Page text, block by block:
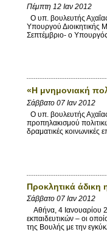
Πέμπτη 12 Ιαν 2012
Ο υπ. βουλευτής
Υπουργού Διοικητικής
Σεπτέμβριο- ο Υπουργός
«Η μνημονιακή
Σάββατο 07 Ιαν 2012
Ο υπ. βουλευτής
προπηλακισμού
δραματικές κοινωνικές
Προκλητικά άδικη
Σάββατο 07 Ιαν 2012
Αθήνα, 4 Ιανουαρίου
εκπαιδευτικών – οι
της Βουλής με την